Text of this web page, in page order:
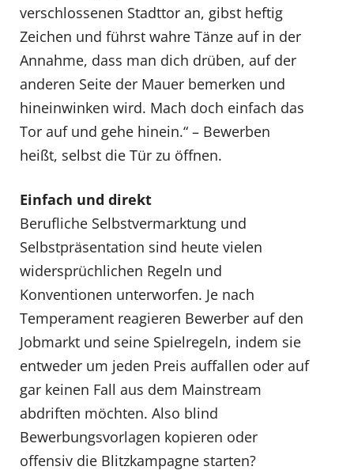
verschlossenen Stadttor an, gibst heftig
Zeichen und führst wahre Tänze auf in der
Annahme, dass man dich drüben, auf der
anderen Seite der Mauer bemerken und
hineinwinken wird. Mach doch einfach das
Tor auf und gehe hinein.“ – Bewerben
heißt, selbst die Tür zu öffnen.
Einfach und direkt
Berufliche Selbstvermarktung und
Selbstpräsentation sind heute vielen
widersprüchlichen Regeln und
Konventionen unterworfen. Je nach
Temperament reagieren Bewerber auf den
Jobmarkt und seine Spielregeln, indem sie
entweder um jeden Preis auffallen oder auf
gar keinen Fall aus dem Mainstream
abdriften möchten. Also blind
Bewerbungsvorlagen kopieren oder
offensiv die Blitzkampagne starten?